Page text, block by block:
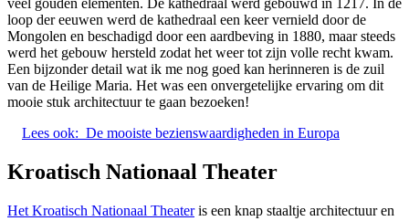
veel gouden elementen. De kathedraal werd gebouwd in 1217. In de
loop der eeuwen werd de kathedraal een keer vernield door de
Mongolen en beschadigd door een aardbeving in 1880, maar steeds
werd het gebouw hersteld zodat het weer tot zijn volle recht kwam.
Een bijzonder detail wat ik me nog goed kan herinneren is de zuil
van de Heilige Maria. Het was een onvergetelijke ervaring om dit
mooie stuk architectuur te gaan bezoeken!
Lees ook: De mooiste bezienswaardigheden in Europa
Kroatisch Nationaal Theater
Het Kroatisch Nationaal Theateris een knap staaltje architectuur en